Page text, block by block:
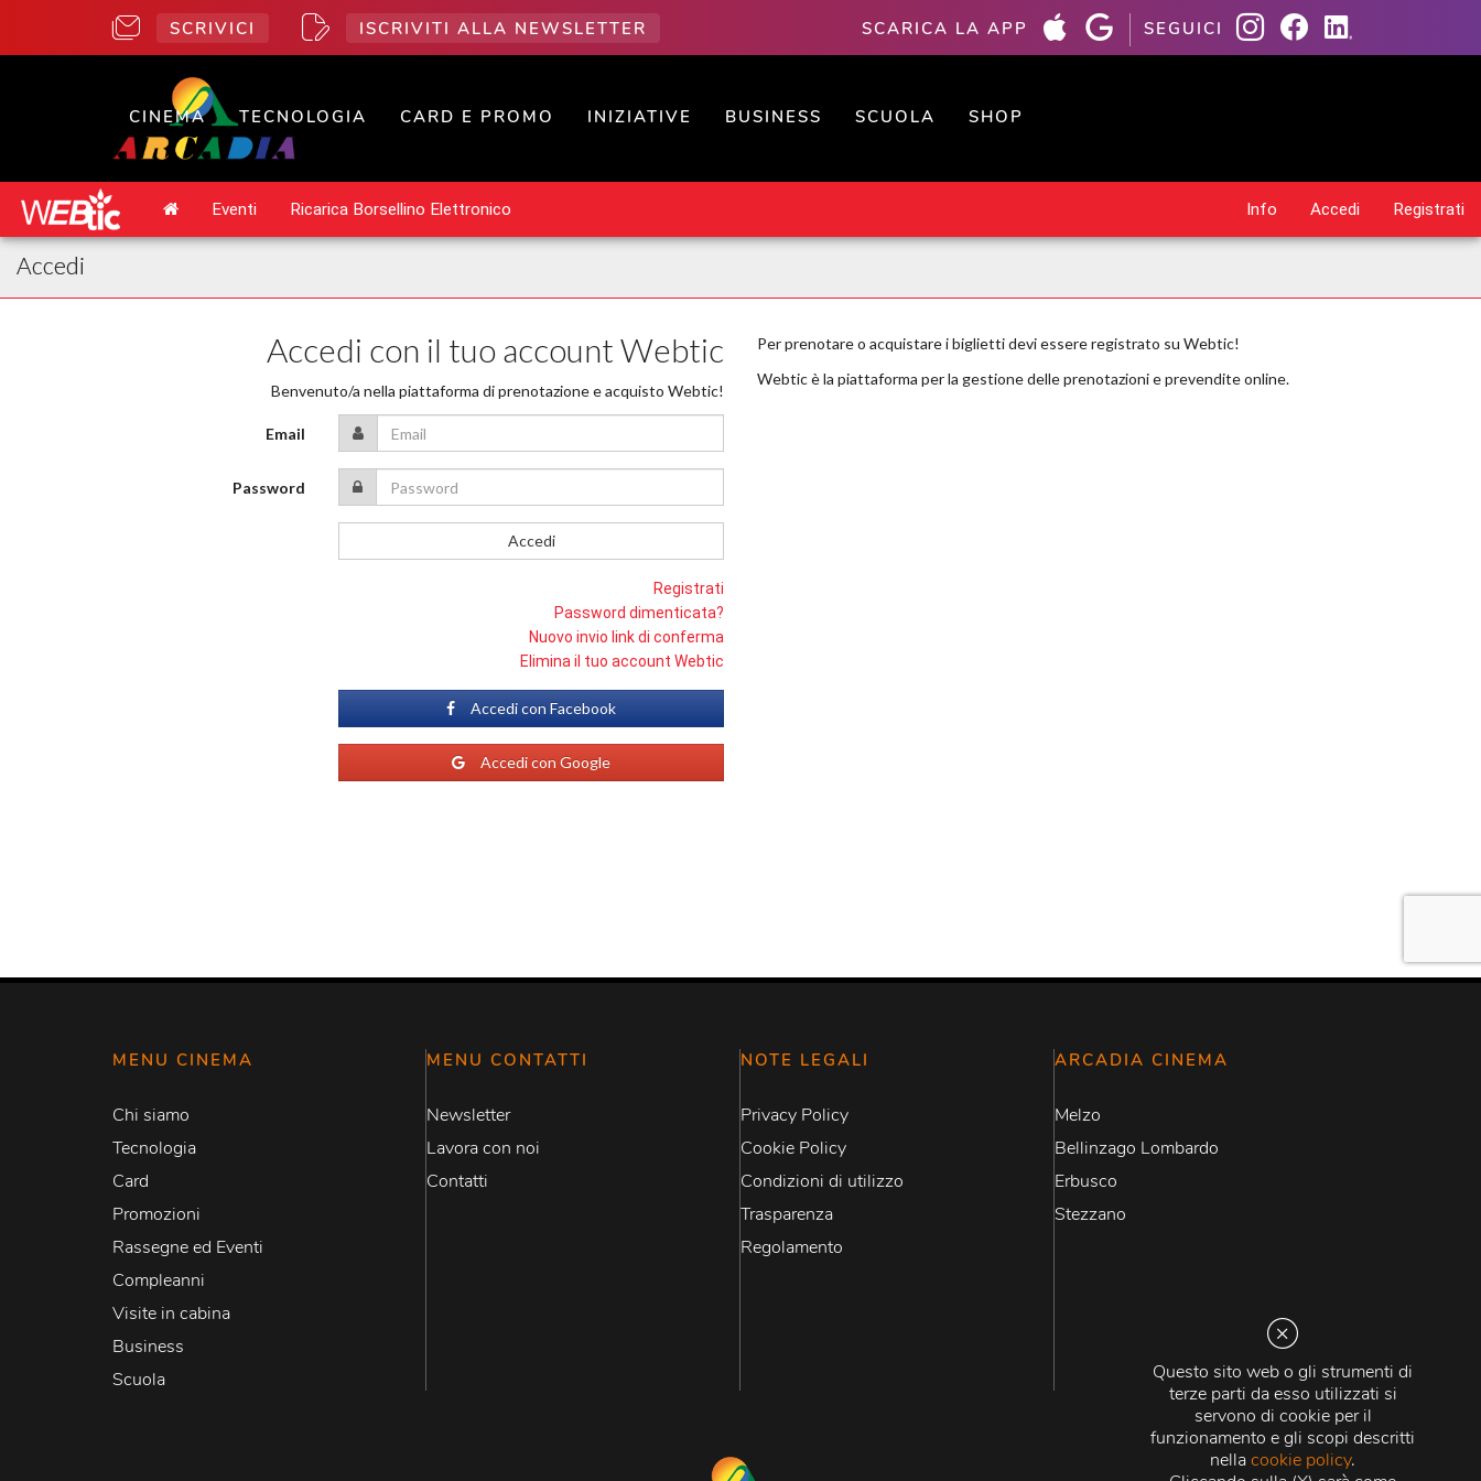
Questo sito web o gli strumenti di
terze parti da esso utilizzati si
servono di cookie per il
funzionamento e gli scopi descritti
nellacookie policy.
SCRIVICI ISCRIVITI ALLA NEWSLETTER SCARICA LA APP SEGUICI
CINEMA TECNOLOGIA CARD E PROMO INIZIATIVE BUSINESS SCUOLA SHOP
MENU CINEMA
Chi siamo
Tecnologia
Card
Promozioni
Rassegne ed Eventi
Compleanni
Visite in cabina
Business
Scuola
MENU CONTATTI
Newsletter
Lavora con noi
Contatti
NOTE LEGALI
Privacy Policy
Cookie Policy
Condizioni di utilizzo
Trasparenza
Regolamento
ARCADIA CINEMA
Melzo
Bellinzago Lombardo
Erbusco
Stezzano